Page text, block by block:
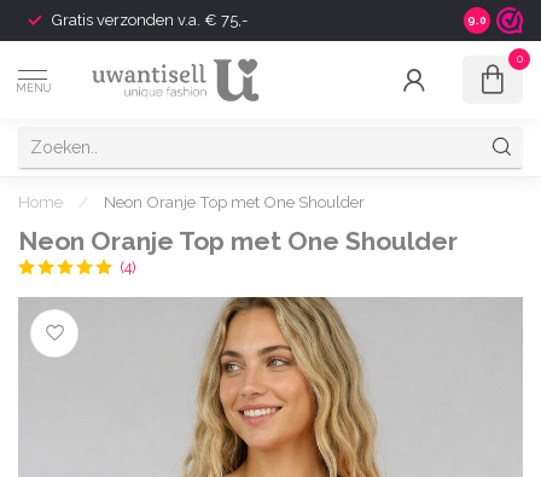
Gratis verzonden v.a. € 75,- Shipping
9.0
MENU
0
Home / Neon Oranje Top met One Shoulder
Neon Oranje Top met One Shoulder
(4)